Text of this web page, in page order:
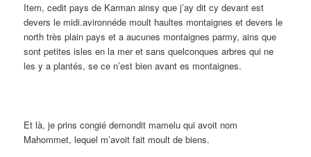
Item, cedit pays de Karman ainsy que j’ay dit cy devant est
devers le midi.avironnéde moult haultes montaignes et devers le
north très plain pays et a aucunes montaignes parmy, ains que
sont petites isles en la mer et sans quelconques arbres qui ne
les y a plantés, se ce n’est bien avant es montaignes.
Et là, je prins congié demondit mamelu qui avoit nom
Mahommet, lequel m’avoit fait moult de biens.